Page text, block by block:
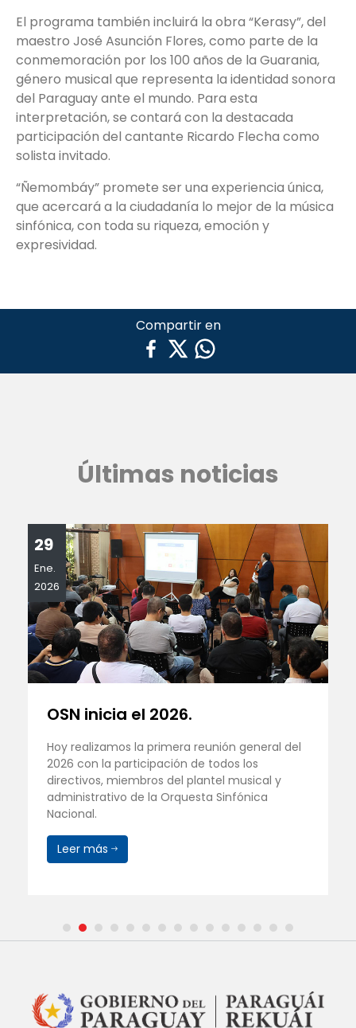
El programa también incluirá la obra “Kerasy”, del
maestro José Asunción Flores, como parte de la
conmemoración por los 100 años de la Guarania,
género musical que representa la identidad sonora
del Paraguay ante el mundo. Para esta
interpretación, se contará con la destacada
participación del cantante Ricardo Flecha como
solista invitado.
“Ñemombáy” promete ser una experiencia única,
que acercará a la ciudadanía lo mejor de la música
sinfónica, con toda su riqueza, emoción y
expresividad.
Compartir en
Últimas noticias
29
Ene.
2026
OSN inicia el 2026.
Hoy realizamos la primera reunión general del
2026 con la participación de todos los
directivos, miembros del plantel musical y
administrativo de la Orquesta Sinfónica
Nacional.
Leer más